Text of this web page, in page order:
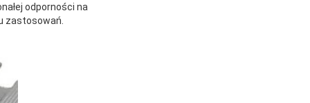
odporności na
zastosowań.